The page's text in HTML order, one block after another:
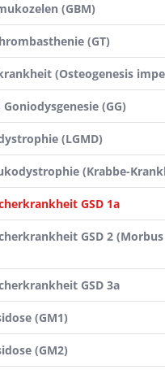
(GBM)
(GT)
(Osteogenesis
(GG)
(LGMD)
(Krabbe-
GSD 1a
GSD 2 (Morbus
GSD 3a
(GM1)
(GM2)